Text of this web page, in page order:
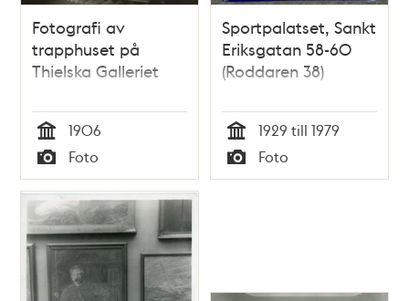
Fotografi av
trapphuset på
Thielska Galleriet
Tid
1906
Typ
Foto
Sportpalatset, Sankt
Eriksgatan 58-60
(Roddaren 38)
Tid
1929 till 1979
Typ
Foto